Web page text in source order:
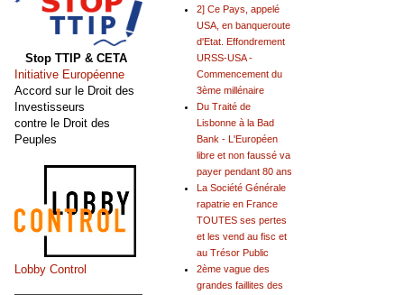
2] Ce Pays, appelé
USA, en banqueroute
d'Etat. Effondrement
URSS-USA -
Commencement du
3ème millénaire
Du Traité de
Lisbonne à la Bad
Bank - L'Européen
libre et non faussé va
payer pendant 80 ans
La Société Générale
rapatrie en France
TOUTES ses pertes
et les vend au fisc et
au Trésor Public
2ème vague des
grandes faillites des
Stop TTIP & CETA
Initiative Européenne
Accord sur le Droit des
Investisseurs
contre le Droit des
Peuples
Lobby Control